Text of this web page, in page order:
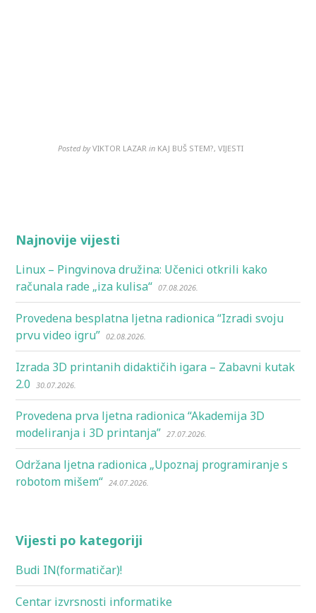
Posted by VIKTOR LAZAR in KAJ BUŠ STEM?, VIJESTI
Najnovije vijesti
Linux – Pingvinova družina: Učenici otkrili kako
računala rade „iza kulisa“ 07.08.2026.
Provedena besplatna ljetna radionica “Izradi svoju
prvu video igru” 02.08.2026.
Izrada 3D printanih didaktičih igara – Zabavni kutak
2.0
30.07.2026.
Provedena prva ljetna radionica “Akademija 3D
modeliranja i 3D printanja” 27.07.2026.
Održana ljetna radionica „Upoznaj programiranje s
robotom mišem“ 24.07.2026.
Vijesti po kategoriji
Budi IN(formatičar)!
Centar izvrsnosti informatike